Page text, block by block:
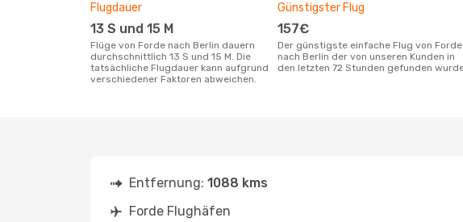
Flugdauer
13 S und 15 M
Flüge von Forde nach Berlin dauern
durchschnittlich 13 S und 15 M. Die
tatsächliche Flugdauer kann aufgrund
verschiedener Faktoren abweichen.
Günstigster Flug
157€
Der günstigste einfache Flug von Forde
nach Berlin der von unseren Kunden in
den letzten 72 Stunden gefunden
Entfernung: 1088 kms
Forde Flughäfen